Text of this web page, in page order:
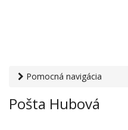
Pomocná navigácia
služby› Pošty › Pošta Hubová
Pošta Hubová